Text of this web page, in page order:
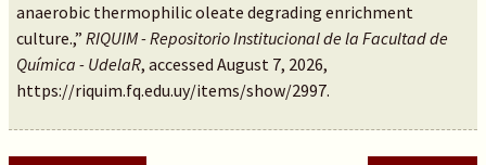
anaerobic thermophilic oleate degrading enrichment
culture.,” RIQUIM - Repositorio Institucional de la Facultad de
Química - UdelaR, accessed August 7, 2026,
https://riquim.fq.edu.uy/items/show/2997.